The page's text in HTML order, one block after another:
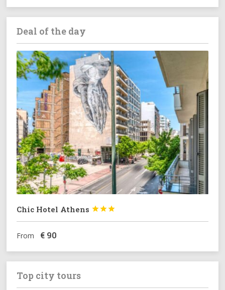
Deal of the day
Chic Hotel Athens 


From € 90
Top city tours